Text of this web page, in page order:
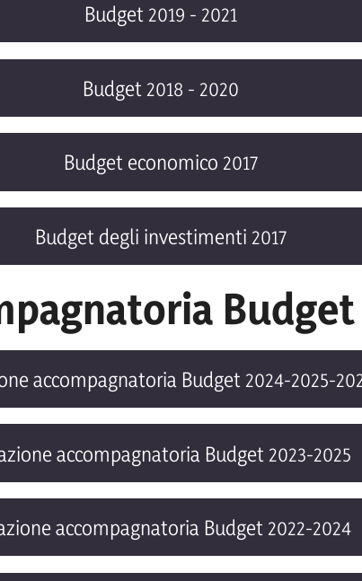
Budget 2019 - 2021
Budget 2018 - 2020
Budget economico 2017
Budget degli investimenti 2017
Budget
accompagnatoria Budget 2024-2025-
accompagnatoria Budget 2023-2025
accompagnatoria Budget 2022-2024